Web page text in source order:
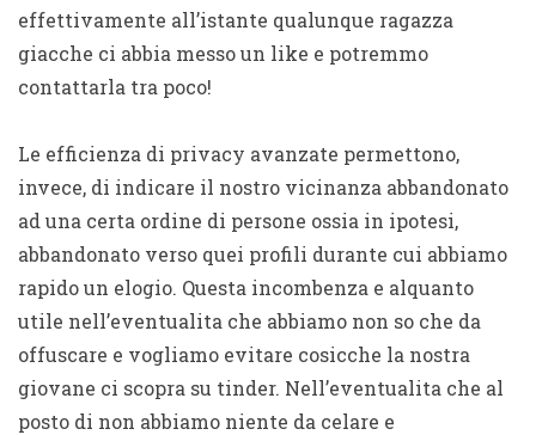
effettivamente all’istante qualunque ragazza
giacche ci abbia messo un like e potremmo
contattarla tra poco!
Le efficienza di privacy avanzate permettono,
invece, di indicare il nostro vicinanza abbandonato
ad una certa ordine di persone ossia in ipotesi,
abbandonato verso quei profili durante cui abbiamo
rapido un elogio. Questa incombenza e alquanto
utile nell’eventualita che abbiamo non so che da
offuscare e vogliamo evitare cosicche la nostra
giovane ci scopra su tinder. Nell’eventualita che al
posto di non abbiamo niente da celare e